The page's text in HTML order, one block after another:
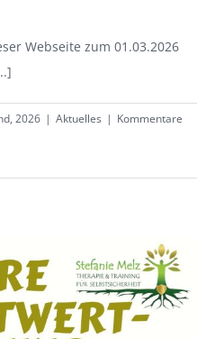
Webseite zum 01.03.2026
2026 | Aktuelles | Kommentare